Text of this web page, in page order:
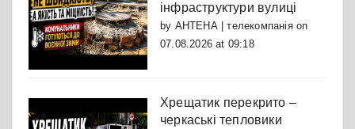
інфраструктури вулиці
by АНТЕНА | телекомпаніяon
07.08.2026 at 09:18
Хрещатик перекрито –
черкаські тепловики